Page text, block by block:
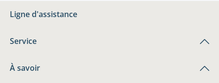
Ligne d'assistance
Service
À savoir